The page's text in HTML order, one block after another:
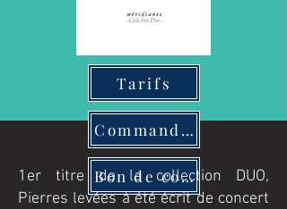
Tarifs
Commander
Bon de commande
1er titre de la collection DUO,
Pierres levées à été écrit de concert